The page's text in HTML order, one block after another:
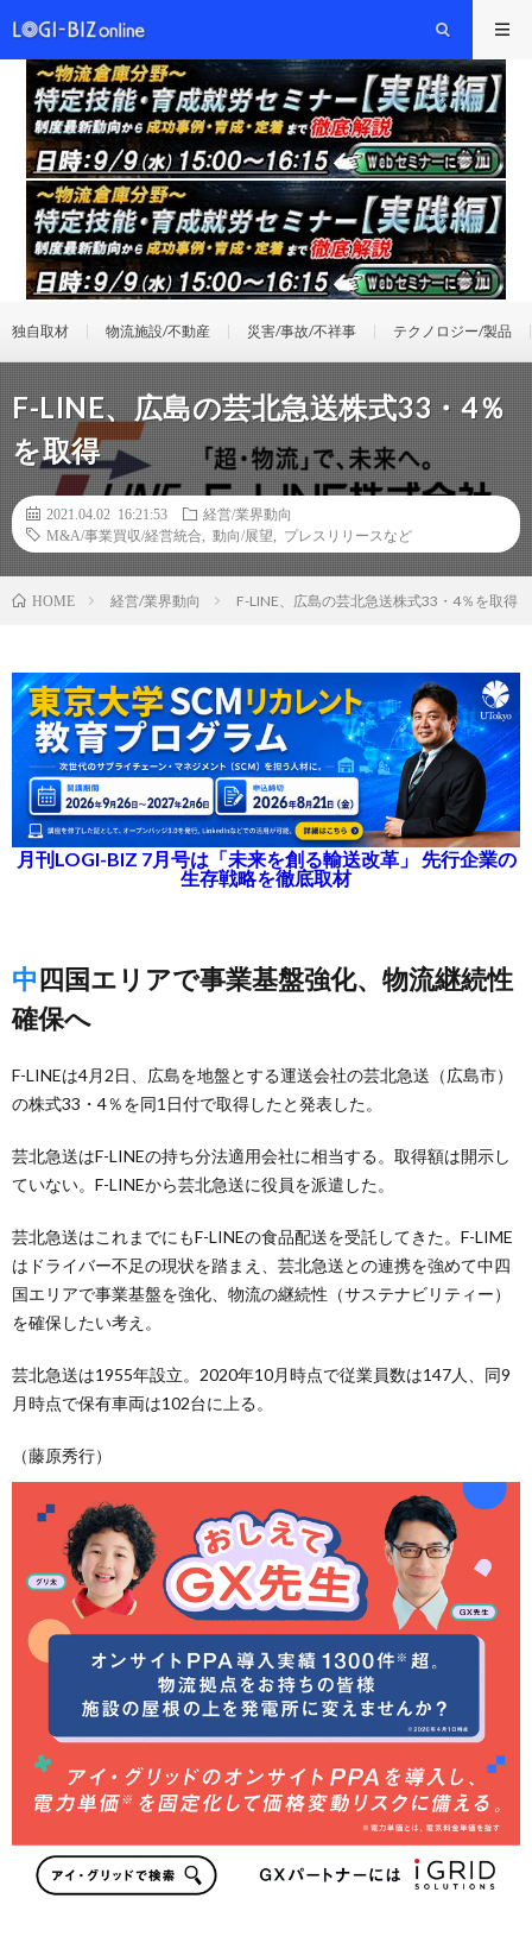
独自取材 物流施設/不動産 災害/事故/不祥事 テクノロジー/製品
F-LINE、広島の芸北急送株式33・4％
を取得
2021.04.02 16:21:53
経営/業界動向
M&A/事業買収/経営統合
動向/展望 プレスリリースなど
HOME 経営/業界動向 F-LINE、広島の芸北急送株式33・4％を取得
月刊LOGI-BIZ 7月号は「未来を創る輸送改革」 先行企業の
生存戦略を徹底取材
中四国エリアで事業基盤強化、物流継続性
確保へ
F-LINEは4月2日、広島を地盤とする運送会社の芸北急送（広島市）
の株式33・4％を同1日付で取得したと発表した。
芸北急送はF-LINEの持ち分法適用会社に相当する。取得額は開示し
ていない。F-LINEから芸北急送に役員を派遣した。
芸北急送はこれまでにもF-LINEの食品配送を受託してきた。F-LIME
はドライバー不足の現状を踏まえ、芸北急送との連携を強めて中四
国エリアで事業基盤を強化、物流の継続性（サステナビリティー）
を確保したい考え。
芸北急送は1955年設立。2020年10月時点で従業員数は147人、同9
月時点で保有車両は102台に上る。
（藤原秀行）